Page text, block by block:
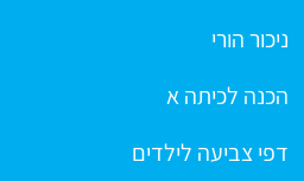
ניכור הורי
הכנה לכיתה א
דפי צביעה לילדים